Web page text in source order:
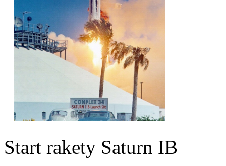
Start rakety Saturn IB